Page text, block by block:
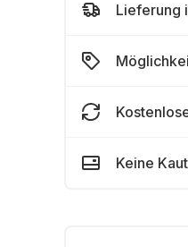
Lieferung
Keine